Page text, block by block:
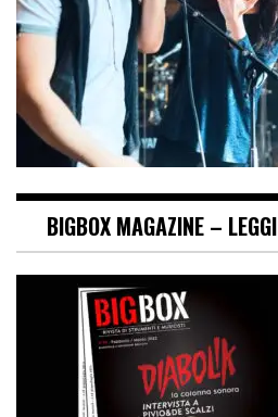
BIGBOX MAGAZINE –